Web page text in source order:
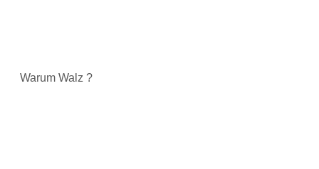
Warum Walz ?